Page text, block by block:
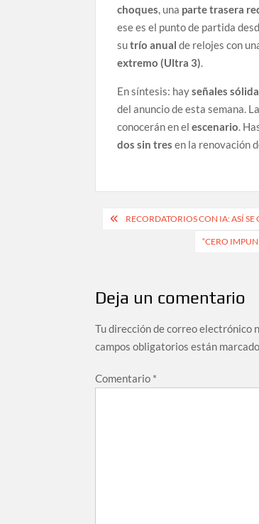
choques, una parte trasera
ese es el punto de partida
sutrío anual de relojes con
extremo (Ultra 3).
En síntesis: hayseñales
del anuncio de esta semana.
conocerán en elescenario.
dos sin tres en la renovación
Navegación
RECORDATORIOS CON IA: ASÍ
“CERO
Deja un comentario
Tu dirección de correo electrónico
campos obligatorios están
Comentario *